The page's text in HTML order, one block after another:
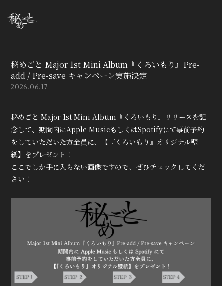
SCHEDULE
PROFILE
STORE
CONTACT
Hitorigoto
Rojiura
Lyrics
Vlog
ログイン
秘めごと Major 1st Mini Album『くろいもり』Pre-
add / Pre-save キャンペーン実施決定
2026.06.17
秘めごと Major 1st Mini Album『くろいもり』リリースを記
念して、期間内にApple MusicもしくはSpotifyにて事前予約
をしていただいた方全員に、【『くろいもり』オリジナル壁
紙】をプレゼント！
ここでしか手に入らない画像ですので、ぜひチェックしてくだ
さい！